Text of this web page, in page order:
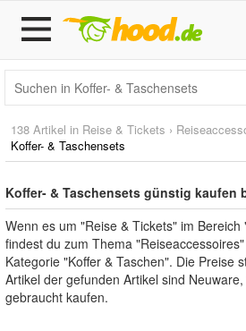
138 Artikel in Reise & Tickets ›
Koffer- & Taschensets
Koffer- & Taschensets günstig kaufen
Wenn es um "Reise & Tickets" im
findest du zum Thema
Kategorie "Koffer & Taschen". Die Preise
Artikel der gefunden Artikel sind
gebraucht kaufen.